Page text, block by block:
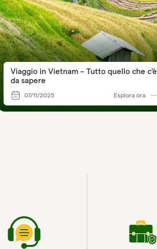
Viaggio in Vietnam – Tutto quello che c’è
da sapere
07/11/2025 Esplora ora